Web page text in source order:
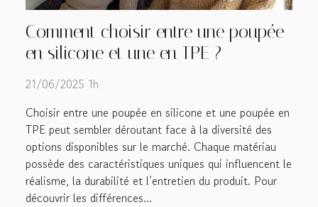
Comment choisir entre une poupée
en silicone et une en TPE ?
21/06/2025 1h
Choisir entre une poupée en silicone et une poupée en
TPE peut sembler déroutant face à la diversité des
options disponibles sur le marché. Chaque matériau
possède des caractéristiques uniques qui influencent le
réalisme, la durabilité et l’entretien du produit. Pour
découvrir les différences...